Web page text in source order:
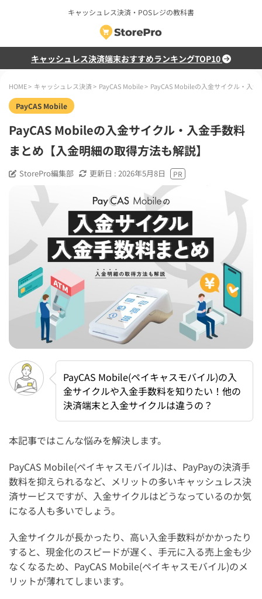
キャッシュレス決済・POSレジの教科書
キャッシュレス決済端末おすすめランキングTOP10
HOME> キャッシュレス決済> PayCAS Mobile> PayCAS Mobileの入金サイクル・入
PayCAS Mobile
PayCAS Mobileの入金サイクル・入金手数料
まとめ【入金明細の取得方法も解説】
StorePro編集部 更新日 : 2026年5月8日
PayCAS Mobile(ペイキャスモバイル)の入
金サイクルや入金手数料を知りたい！他の
決済端末と入金サイクルは違うの？
本記事ではこんな悩みを解決します。
PayCAS Mobile(ペイキャスモバイル)は、PayPayの決済手
数料を抑えられるなど、メリットの多いキャッシュレス決
済サービスですが、入金サイクルはどうなっているのか気
になる人も多いでしょう。
入金サイクルが長かったり、高い入金手数料がかかったり
すると、現金化のスピードが遅く、手元に入る売上金も少
なくなるため、PayCAS Mobile(ペイキャスモバイル)のメ
リットが薄れてしまいます。